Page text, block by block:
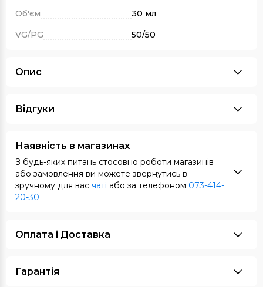
Об'єм
30 мл
VG/PG
50/50
Опис
Відгуки
Наявність в магазинах
З будь-яких питань стосовно роботи магазинів
або замовлення ви можете звернутись в
зручному для вас чаті або за телефоном 073-414-
20-30
Оплата i Доставка
Гарантія